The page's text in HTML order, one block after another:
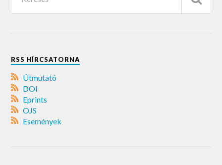
RSS HÍRCSATORNA
Útmutató
DOI
Eprints
OJS
Események